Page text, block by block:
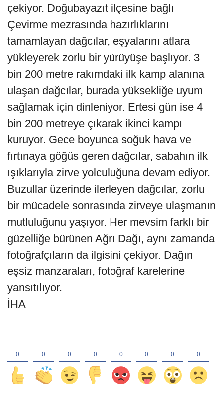
çekiyor. Doğubayazıt ilçesine bağlı
Çevirme mezrasında hazırlıklarını
tamamlayan dağcılar, eşyalarını atlara
yükleyerek zorlu bir yürüyüşe başlıyor. 3
bin 200 metre rakımdaki ilk kamp alanına
ulaşan dağcılar, burada yüksekliğe uyum
sağlamak için dinleniyor. Ertesi gün ise 4
bin 200 metreye çıkarak ikinci kampı
kuruyor. Gece boyunca soğuk hava ve
fırtınaya göğüs geren dağcılar, sabahın ilk
ışıklarıyla zirve yolculuğuna devam ediyor.
Buzullar üzerinde ilerleyen dağcılar, zorlu
bir mücadele sonrasında zirveye ulaşmanın
mutluluğunu yaşıyor. Her mevsim farklı bir
güzelliğe bürünen Ağrı Dağı, aynı zamanda
fotoğrafçıların da ilgisini çekiyor. Dağın
eşsiz manzaraları, fotoğraf karelerine
yansıtılıyor.
İHA